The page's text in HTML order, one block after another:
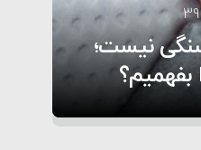
39
نیست؛
بفهمیم؟
28
سلامت نوزاد13